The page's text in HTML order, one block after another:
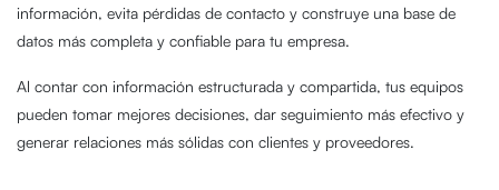
información, evita pérdidas de contacto y construye una base de
datos más completa y confiable para tu empresa.
Al contar con información estructurada y compartida, tus equipos
pueden tomar mejores decisiones, dar seguimiento más efectivo y
generar relaciones más sólidas con clientes y proveedores.